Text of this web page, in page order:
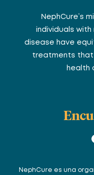
NephCure’s
individuals with
disease have
treatments that
health
NephCure es una